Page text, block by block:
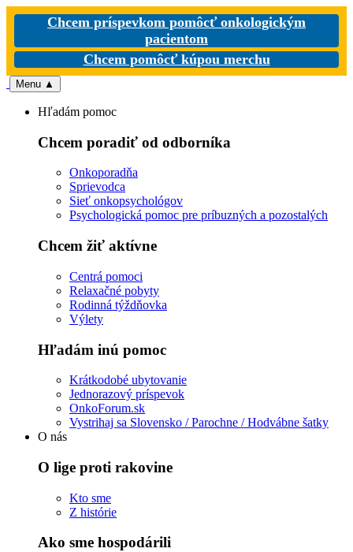
Chcem príspevkom pomôcť onkologickým
pacientom
Chcem pomôcť kúpou merchu
Menu ▲
Hľadám pomoc
Chcem poradiť od odborníka
Onkoporadňa
Sprievodca
Sieť onkopsychológov
Psychologická pomoc pre príbuzných a pozostalých
Chcem žiť aktívne
Centrá pomoci
Relaxačné pobyty
Rodinná týždňovka
Výlety
Hľadám inú pomoc
Krátkodobé ubytovanie
Jednorazový príspevok
OnkoForum.sk
Vystrihaj sa Slovensko / Parochne / Hodvábne šatky
O nás
O lige proti rakovine
Kto sme
Z histórie
Ako sme hospodárili